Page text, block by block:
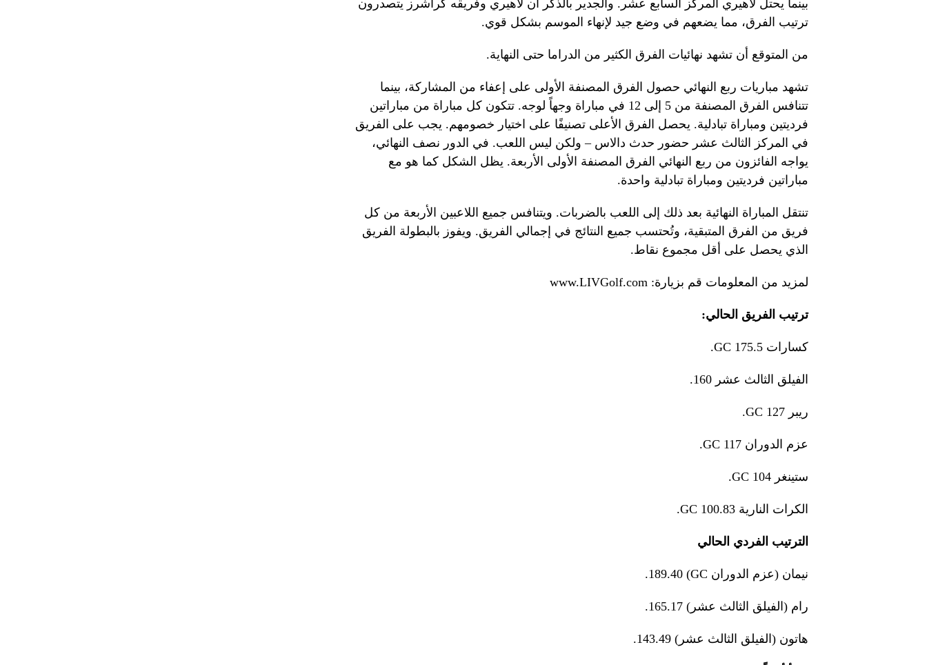
بينما يحتل لاهيري المركز السابع عشر. والجدير بالذكر أن لاهيري وفريقه كراشرز يتصدرون
ترتيب الفرق، مما يضعهم في وضع جيد لإنهاء الموسم بشكل قوي.
من المتوقع أن تشهد نهائيات الفرق الكثير من الدراما حتى النهاية.
تشهد مباريات ربع النهائي حصول الفرق المصنفة الأولى على إعفاء من المشاركة، بينما
تتنافس الفرق المصنفة من 5 إلى 12 في مباراة وجهاً لوجه. تتكون كل مباراة من مباراتين
فرديتين ومباراة تبادلية. يحصل الفرق الأعلى تصنيفًا على اختيار خصومهم. يجب على الفريق
في المركز الثالث عشر حضور حدث دالاس – ولكن ليس اللعب. في الدور نصف النهائي،
يواجه الفائزون من ربع النهائي الفرق المصنفة الأولى الأربعة. يظل الشكل كما هو مع
مباراتين فرديتين ومباراة تبادلية واحدة.
تنتقل المباراة النهائية بعد ذلك إلى اللعب بالضربات. ويتنافس جميع اللاعبين الأربعة من كل
فريق من الفرق المتبقية، وتُحتسب جميع النتائج في إجمالي الفريق. ويفوز بالبطولة الفريق
الذي يحصل على أقل مجموع نقاط.
لمزيد من المعلومات قم بزيارة: www.LIVGolf.com
ترتيب الفريق الحالي:
كسارات GC 175.5.
الفيلق الثالث عشر 160.
ريبر GC 127.
عزم الدوران GC 117.
ستينغر GC 104.
الكرات النارية GC 100.83.
الترتيب الفردي الحالي
نيمان (عزم الدوران GC) 189.40.
رام (الفيلق الثالث عشر) 165.17.
هاتون (الفيلق الثالث عشر) 143.49.